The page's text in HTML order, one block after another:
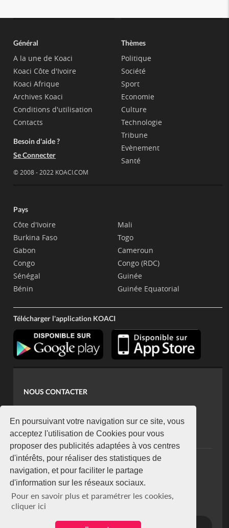
En poursuivant votre navigation sur ce site, vous
acceptez l'utilisation de Cookies pour vous
proposer des publicités adaptées à vos centres
d'intérêts, pour réaliser des statistiques de
navigation, et pour faciliter le partage
d'information sur les réseaux sociaux.
Pour en savoir plus et paramétrer les cookies,
cliquer ici
Général
A la une de Koaci
Koaci Côte d'Ivoire
Koaci Afrique
Archives Koaci
Conditions d'utilisation
Contacts
Besoin d'aide ?
Se Connecter
© 2008 - 2022 KOACI.COM
Thèmes
Politique
Société
Sport
Economie
Culture
Technologie
Tribune
Evènement
Santé
Pays
Côte d'Ivoire
Burkina Faso
Gabon
Congo
Sénégal
Bénin
Mali
Togo
Cameroun
Congo (RDC)
Guinée
Guinée Equatorial
Télécharger l'application KOACI
NOUS CONTACTER
koaci@yahoo.fr
+225 07 08 85 52 93
NEWSLETTER
Restez connecté via notre newsletter
S'abonner
Se désabonner